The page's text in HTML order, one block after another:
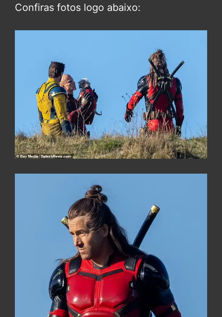
Confiras fotos logo abaixo: